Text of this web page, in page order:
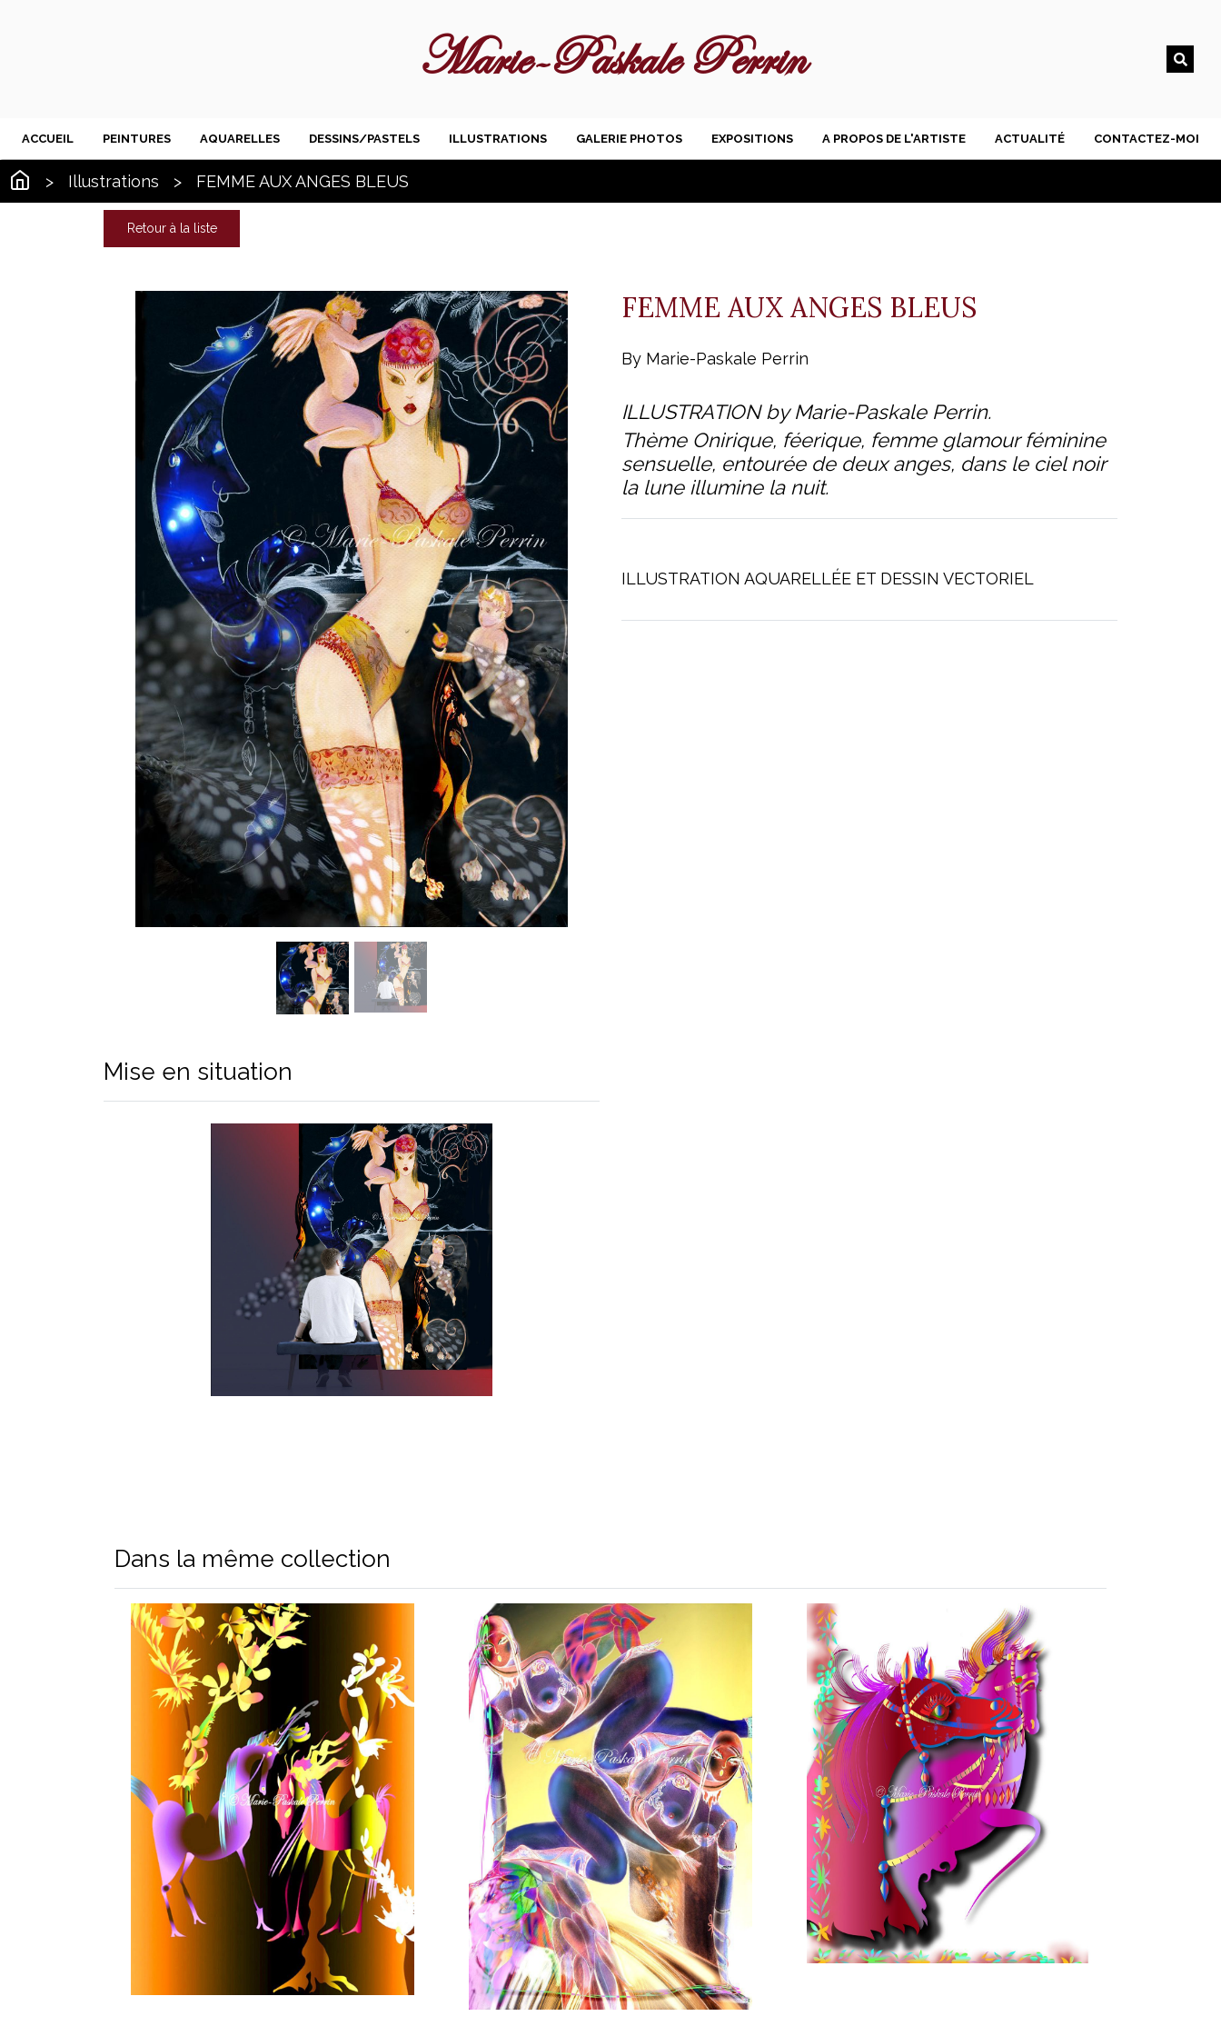
Marie-Paskale Perrin
ACCUEIL PEINTURES AQUARELLES DESSINS/PASTELS ILLUSTRATIONS GALERIE PHOTOS EXPOSITIONS A PROPOS DE L'ARTISTE ACTUALITÉ CONTACTEZ-MOI
> Illustrations > FEMME AUX ANGES BLEUS
Retour à la liste
Mise en situation
FEMME AUX ANGES BLEUS
By Marie-Paskale Perrin
ILLUSTRATION by Marie-Paskale Perrin.
Thème Onirique, féerique, femme glamour féminine
sensuelle, entourée de deux anges, dans le ciel noir
la lune illumine la nuit.
ILLUSTRATION AQUARELLÉE ET DESSIN VECTORIEL
Dans la même collection